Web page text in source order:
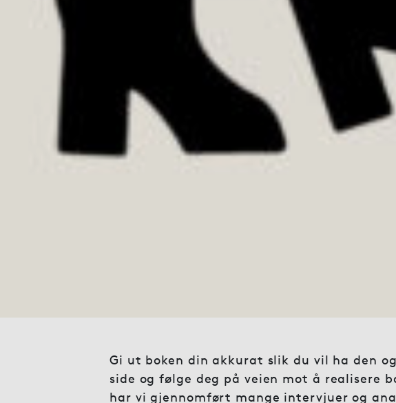
Gi ut boken din akkurat slik du vil ha den
side og følge deg på veien mot å realisere
har vi gjennomført mange intervjuer og